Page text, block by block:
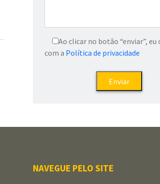
Ao clicar no botão “enviar”, eu
com a Política de privacidade
NAVEGUE PELO SITE